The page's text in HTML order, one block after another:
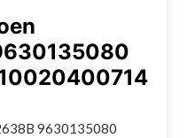
9630135080